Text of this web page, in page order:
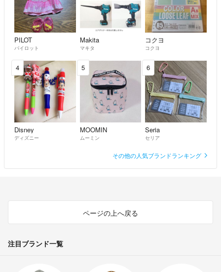
PILOT
パイロット
Makita
マキタ
コクヨ
コクヨ
4
Disney
ディズニー
5
MOOMIN
ムーミン
6
Seria
セリア
その他の人気ブランドランキング
ページの上へ戻る
注目ブランド一覧